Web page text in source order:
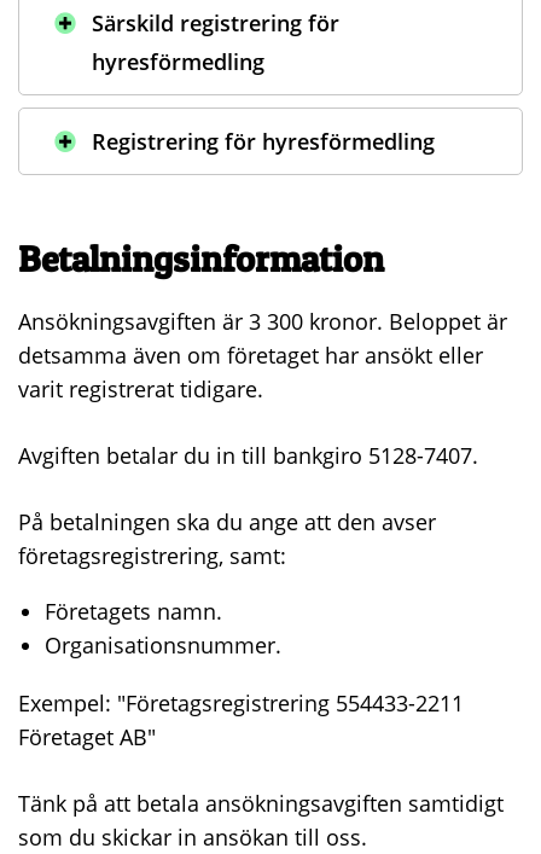
Särskild registrering för
hyresförmedling
Registrering för hyresförmedling
Betalningsinformation
Ansökningsavgiften är 3 300 kronor. Beloppet är
detsamma även om företaget har ansökt eller
varit registrerat tidigare.
Avgiften betalar du in till bankgiro 5128-7407.
På betalningen ska du ange att den avser
företagsregistrering, samt:
Företagets namn.
Organisationsnummer.
Exempel: "Företagsregistrering 554433-2211
Företaget AB"
Tänk på att betala ansökningsavgiften samtidigt
som du skickar in ansökan till oss.